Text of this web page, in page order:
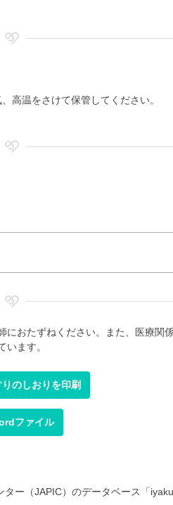
高温をさけて保管してください。
おたずねください。また、医療関
ます。
のしおりを印刷
ファイル
ター（JAPIC）のデータベース「